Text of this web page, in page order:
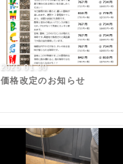
2025.01.30
価格改定のお知らせ